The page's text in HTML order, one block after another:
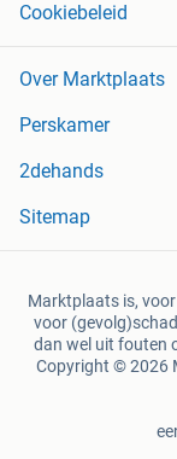
Cookiebeleid
Over Marktplaats
Perskamer
2dehands
Sitemap
Marktplaats is,
voor
dan wel uit fouten
Copyright © 2026